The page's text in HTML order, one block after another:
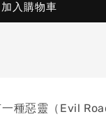
加入購物車
種惡靈（Evil